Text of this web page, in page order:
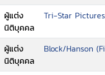
ผู้แต่ง
นิติบุคคล
Tri-Star Pictures
ผู้แต่ง
นิติบุคคล
Block/Hanson